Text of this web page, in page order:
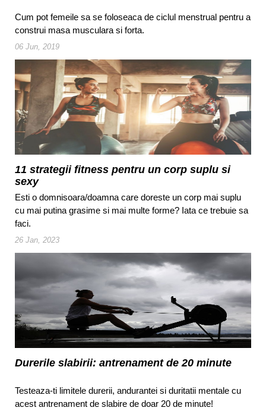
Cum pot femeile sa se foloseaca de ciclul menstrual pentru a
construi masa musculara si forta.
06 Jun, 2019
11 strategii fitness pentru un corp suplu si
sexy
Esti o domnisoara/doamna care doreste un corp mai suplu
cu mai putina grasime si mai multe forme? Iata ce trebuie sa
faci.
26 Jan, 2023
Durerile slabirii: antrenament de 20 minute
Testeaza-ti limitele durerii, andurantei si duritatii mentale cu
acest antrenament de slabire de doar 20 de minute!